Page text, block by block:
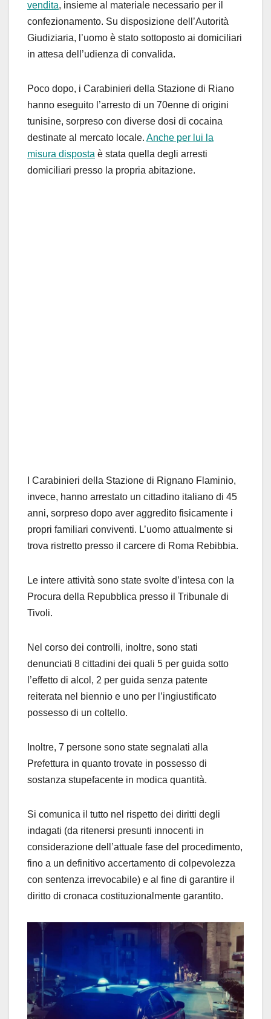
vendita, insieme al materiale necessario per il
confezionamento. Su disposizione dell’Autorità
Giudiziaria, l’uomo è stato sottoposto ai domiciliari
in attesa dell’udienza di convalida.
Poco dopo, i Carabinieri della Stazione di Riano
hanno eseguito l’arresto di un 70enne di origini
tunisine, sorpreso con diverse dosi di cocaina
destinate al mercato locale. Anche per lui la
misura disposta è stata quella degli arresti
domiciliari presso la propria abitazione.
I Carabinieri della Stazione di Rignano Flaminio,
invece, hanno arrestato un cittadino italiano di 45
anni, sorpreso dopo aver aggredito fisicamente i
propri familiari conviventi. L’uomo attualmente si
trova ristretto presso il carcere di Roma Rebibbia.
Le intere attività sono state svolte d’intesa con la
Procura della Repubblica presso il Tribunale di
Tivoli.
Nel corso dei controlli, inoltre, sono stati
denunciati 8 cittadini dei quali 5 per guida sotto
l’effetto di alcol, 2 per guida senza patente
reiterata nel biennio e uno per l’ingiustificato
possesso di un coltello.
Inoltre, 7 persone sono state segnalati alla
Prefettura in quanto trovate in possesso di
sostanza stupefacente in modica quantità.
Si comunica il tutto nel rispetto dei diritti degli
indagati (da ritenersi presunti innocenti in
considerazione dell’attuale fase del procedimento,
fino a un definitivo accertamento di colpevolezza
con sentenza irrevocabile) e al fine di garantire il
diritto di cronaca costituzionalmente garantito.